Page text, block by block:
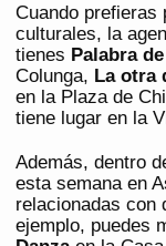
Cuando prefieras
culturales, la
tienes Palabra
Colunga, La otra
en la Plaza de
tiene lugar en la
Además, dentro
esta semana en
relacionadas con
ejemplo, puedes